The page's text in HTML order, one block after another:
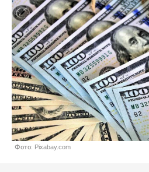
Фото: Pixabay.com